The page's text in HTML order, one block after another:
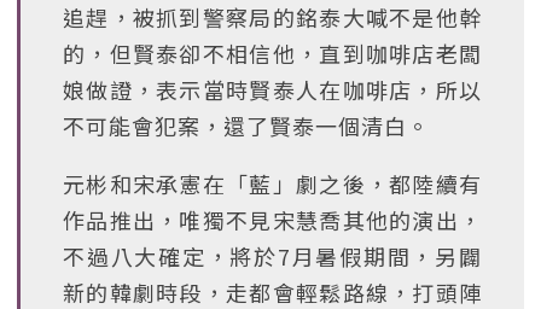
追趕，被抓到警察局的銘泰大喊不是他幹
的，但賢泰卻不相信他，直到咖啡店老闆
娘做證，表示當時賢泰人在咖啡店，所以
不可能會犯案，還了賢泰一個清白。
元彬和宋承憲在「藍」劇之後，都陸續有
作品推出，唯獨不見宋慧喬其他的演出，
不過八大確定，將於7月暑假期間，另闢
新的韓劇時段，走都會輕鬆路線，打頭陣